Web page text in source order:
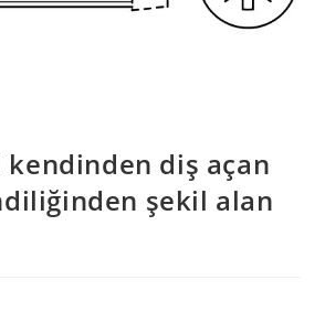
kendinden diş açan
şekil alan